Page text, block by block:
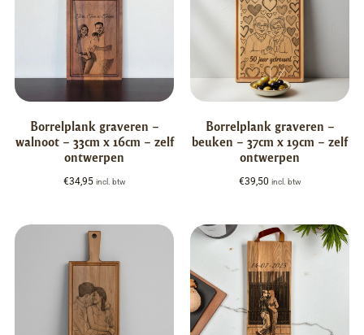
Borrelplank graveren –
walnoot – 33cm x 16cm – zelf
ontwerpen
€34,95 incl. btw
Borrelplank graveren –
beuken – 37cm x 19cm – zelf
ontwerpen
€39,50 incl. btw